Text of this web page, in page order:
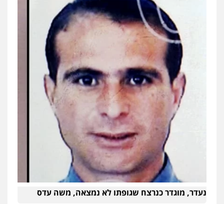
כלכלי הלבנת הון חילוט ייעוץ לעורכי דין
0507061374
עו"ד קארין לגטיוי
פלילי פשיעה חמורה מעצרים וחקירות
0507446995
עו"ד אלינור טל
עבירות פליליות משפט מנהלי עתירות
אסירים ועדות שחרורים
0523823782
עו"ד רויטל סבג שקד
פלילי פשיעה חמורה אמצעי לחימה
אלימות עורכי דין לענייני אסירים
0528615306
נעדר, מוגדר כנרצח שגופתו לא נמצאה, משה עדס